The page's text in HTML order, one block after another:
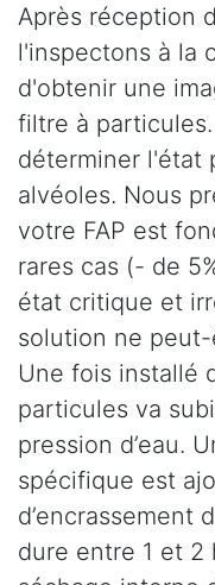
Après réception
l'inspectons à la
d'obtenir une
filtre à
déterminer l'état
alvéoles. Nous
votre FAP est
rares cas (- de
état critique et
solution ne
Une fois installé
particules va
pression d’eau.
spécifique est
d’encrassement
dure entre 1 et 2